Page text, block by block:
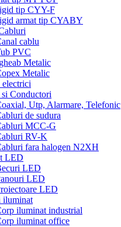
tip CYY-F
armat tip CYABY
cablu
PVC
Metalic
Metalic
Conductori
Utp, Alarmare, Telefonic
de sudura
MCC-G
RV-K
fara halogen N2XH
LED
LED
LED
LED
iluminat
iluminat industrial
iluminat office